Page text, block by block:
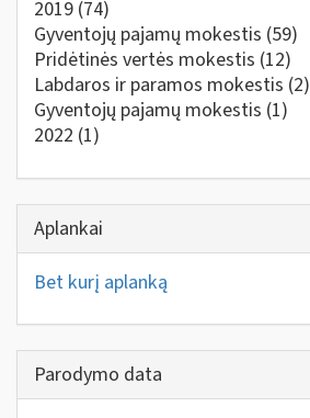
2019 (74)
Gyventojų pajamų mokestis (59)
Pridėtinės vertės mokestis (12)
Labdaros ir paramos mokestis (2)
Gyventojų pajamų mokestis (1)
2022 (1)
Aplankai
Bet kurį aplanką
Parodymo data